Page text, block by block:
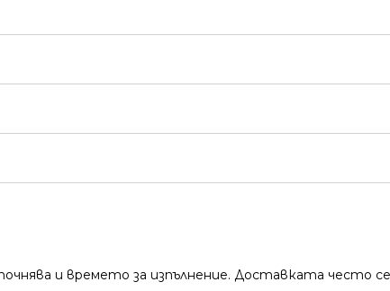
и времето за изпълнение. Доставката често